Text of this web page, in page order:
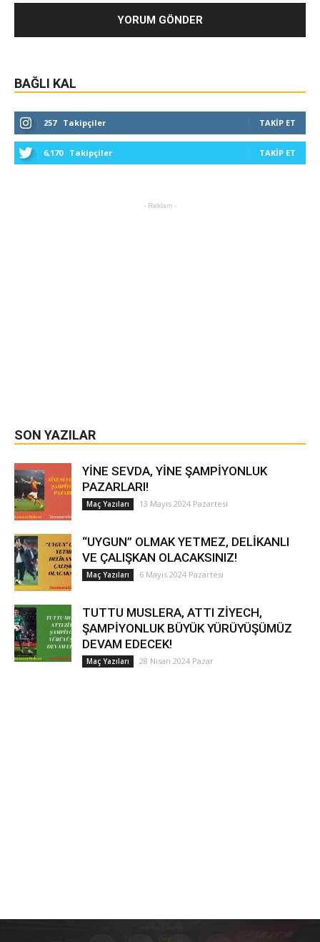
BAĞLI KAL
257 Takipçiler TAKIP ET
6,170 Takipçiler TAKIP ET
- Reklam -
SON YAZILAR
YİNE SEVDA, YİNE ŞAMPİYONLUK
PAZARLARI!
Maç Yazıları 13 Mayıs 2024 Pazartesi
“UYGUN” OLMAK YETMEZ, DELİKANLI
VE ÇALIŞKAN OLACAKSINIZ!
Maç Yazıları 6 Mayıs 2024 Pazartesi
TUTTU MUSLERA, ATTI ZİYECH,
ŞAMPİYONLUK BÜYÜK YÜRÜYÜŞÜMÜZ
DEVAM EDECEK!
Maç Yazıları 28 Nisan 2024 Pazar